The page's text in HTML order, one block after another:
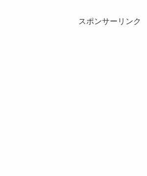
スポンサーリンク